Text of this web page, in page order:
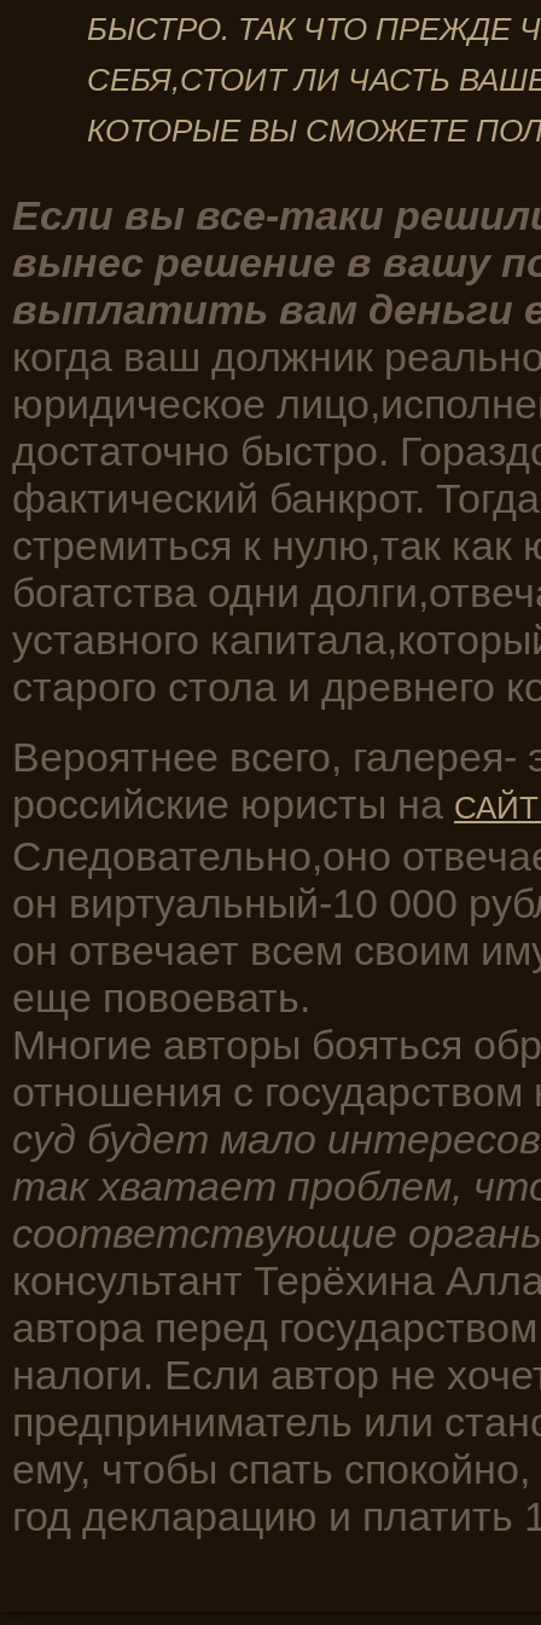
БЫСТРО. ТАК ЧТО ПРЕЖДЕ
СЕБЯ,СТОИТ ЛИ ЧАСТЬ
КОТОРЫЕ ВЫ СМОЖЕТЕ
Если вы все-таки
вынес решение в вашу
выплатить вам деньги
когда ваш должник
юридическое
достаточно быстро.
фактический банкрот.
стремиться к нулю,так как
богатства одни
уставного
старого стола и древнего
Вероятнее всего,
российские юристы на
Следовательно,оно
он виртуальный-10 000
он отвечает всем своим
еще повоевать.
Многие авторы бояться
отношения с
суд будет мало
так хватает проблем,
соответствующие
консультант Терёхина
автора перед
налоги. Если автор не
предприниматель или
ему, чтобы спать
год декларацию и платить